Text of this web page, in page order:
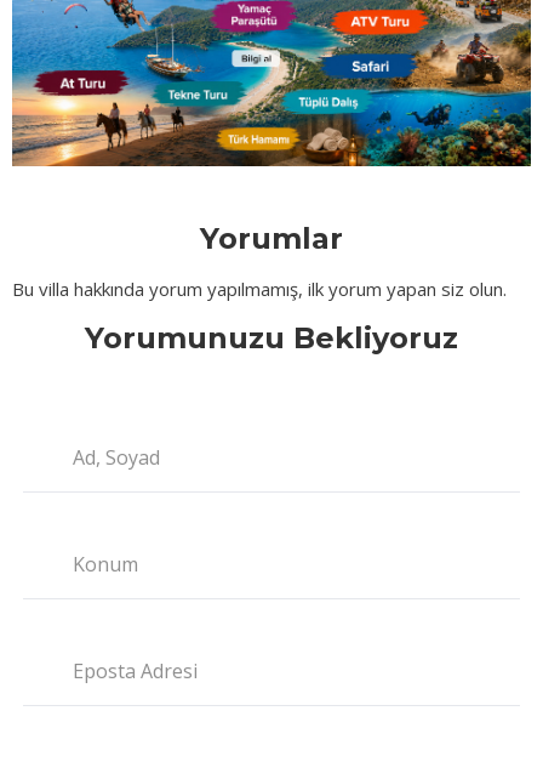
Yorumlar
Bu villa hakkında yorum yapılmamış, ilk yorum yapan siz olun.
Yorumunuzu Bekliyoruz
Ad, Soyad
Konum
Eposta Adresi